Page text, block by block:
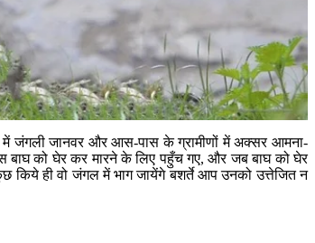
जंगली जानवर और आस-पास के ग्रामीणों में अक्सर आमना-
को घेर कर मारने के लिए पहुँच गए, और जब बाघ को घेर
किये ही वो जंगल में भाग जायेंगे बशर्ते आप उनको उत्तेजित न